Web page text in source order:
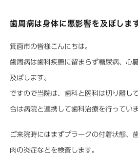
歯周病は身体に悪影響を及ぼしま
箕面市の皆様こんにちは。
歯周病は歯科疾患に留まらず糖尿病、心
及ぼします。
ですので当院は、歯科と医科は切り離し
合は病院と連携して歯科治療を行っていま
ご来院時にはまずプラークの付着状態、
肉の炎症などを検査します。